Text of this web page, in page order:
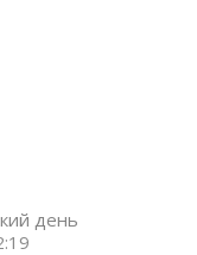
день